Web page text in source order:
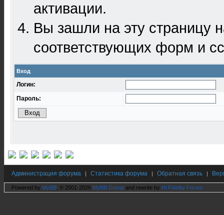
активации.
Вы зашли на эту
соответствующих форм и
Вход
Логин:
Пароль:
Администрация форума | Статистика форума | Обратная связь |
Powered by MyBB , © 2001-2026 MyBB Group and rewrite by Hi Fidelity Forum